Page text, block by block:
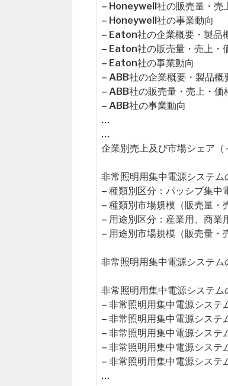
– Honeywell社の販売量・売
– Honeywell社の事業動向
– Eaton社の企業概要・製品
– Eaton社の販売量・売上・
– Eaton社の事業動向
– ABB社の企業概要・製品概
– ABB社の販売量・売上・価
– ABB社の事業動向
…
…
企業別売上及び市場シェア（
非常照明用集中電源システ
– 種類別区分：パッシブ集中
– 種類別市場規模（販売量・
– 用途別区分：産業用、商業
– 用途別市場規模（販売量・
非常照明用集中電源システム
非常照明用集中電源システ
– 非常照明用集中電源システ
– 非常照明用集中電源システ
– 非常照明用集中電源システ
– 非常照明用集中電源システ
– 非常照明用集中電源システ
…